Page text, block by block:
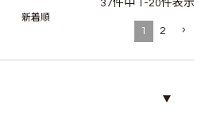
新着順
37件中 1 -20件表示
1 2